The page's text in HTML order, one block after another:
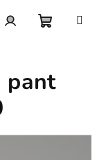
košík
pant